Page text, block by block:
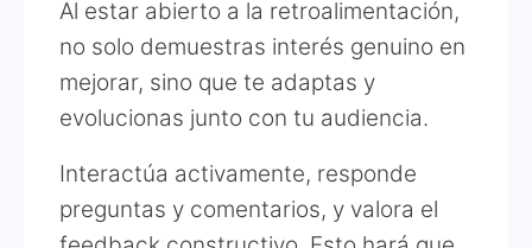
Al estar abierto a la retroalimentación,
no solo demuestras interés genuino en
mejorar, sino que te adaptas y
evolucionas junto con tu audiencia.
Interactúa activamente, responde
preguntas y comentarios, y valora el